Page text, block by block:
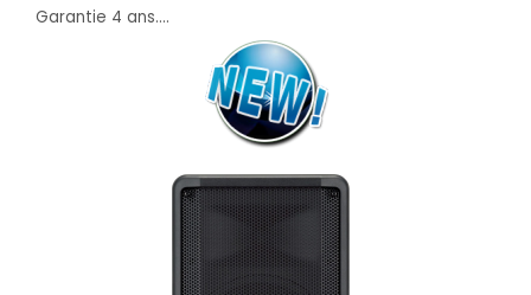
Garantie 4 ans....